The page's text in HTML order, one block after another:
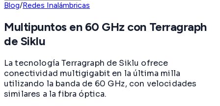
Blog/Redes Inalámbricas
Multipuntos en 60 GHz con Terragraph
de Siklu
La tecnología Terragraph de Siklu ofrece
conectividad multigigabit en la última milla
utilizando la banda de 60 GHz, con velocidades
similares a la fibra óptica.